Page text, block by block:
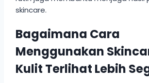
skincare.
Bagaimana Cara
Menggunakan
Kulit Terlihat Lebih